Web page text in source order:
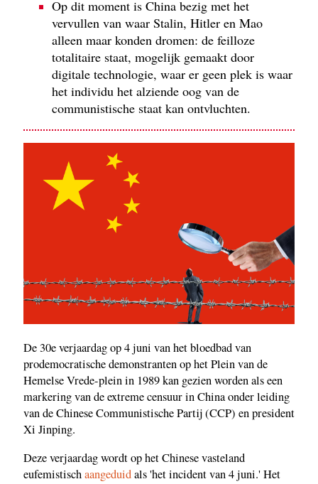
Op dit moment is China bezig met het
vervullen van waar Stalin, Hitler en Mao
alleen maar konden dromen: de feilloze
totalitaire staat, mogelijk gemaakt door
digitale technologie, waar er geen plek is waar
het individu het alziende oog van de
communistische staat kan ontvluchten.
De 30e verjaardag op 4 juni van het bloedbad van
prodemocratische demonstranten op het Plein van de
Hemelse Vrede-plein in 1989 kan gezien worden als een
markering van de extreme censuur in China onder leiding
van de Chinese Communistische Partij (CCP) en president
Xi Jinping.
Deze verjaardag wordt op het Chinese vasteland
eufemistischaangeduidals 'het incident van 4 juni.' Het